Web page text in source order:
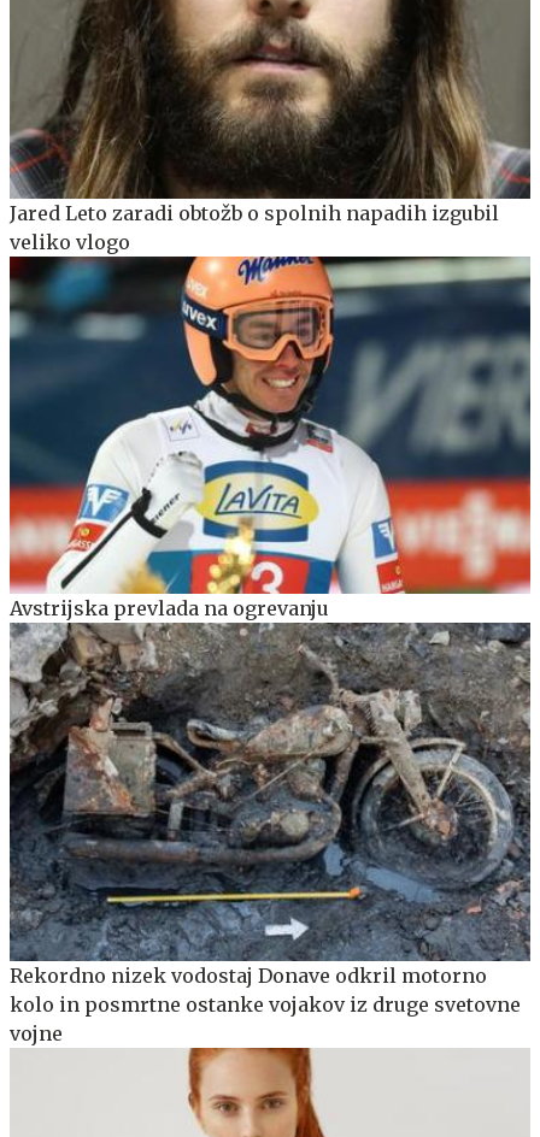
Jared Leto zaradi obtožb o spolnih napadih izgubil
veliko vlogo
Avstrijska prevlada na ogrevanju
Rekordno nizek vodostaj Donave odkril motorno
kolo in posmrtne ostanke vojakov iz druge svetovne
vojne